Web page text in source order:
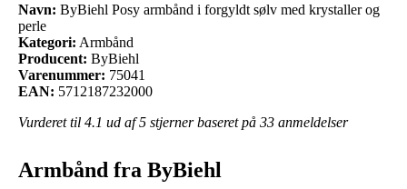
Navn: ByBiehl Posy armbånd i forgyldt sølv med krystaller og
perle
Kategori: Armbånd
Producent: ByBiehl
Varenummer: 75041
EAN: 5712187232000
Vurderet til 4.1 ud af 5 stjerner baseret på 33 anmeldelser
Armbånd fra ByBiehl